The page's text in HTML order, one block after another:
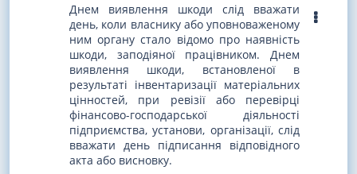
Днем виявлення шкоди слід вважати
день, коли власнику або уповноваженому
ним органу стало відомо про наявність
шкоди, заподіяної працівником. Днем
виявлення шкоди, встановленої в
результаті інвентаризації матеріальних
цінностей, при ревізії або перевірці
фінансово-господарської діяльності
підприємства, установи, організації, слід
вважати день підписання відповідного
акта або висновку.